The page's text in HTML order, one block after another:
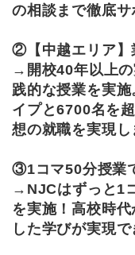
の相談まで徹底サ
②【中越エリア】
→開校40年以上
践的な授業を実
イプと6700名を
想の就職を実現し
③1コマ50分授業
→NJCはずっと1
を実施！高校時
した学びが実現で